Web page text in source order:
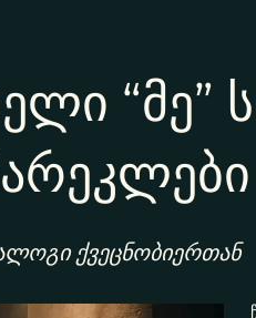
“მე”
ქვეცნობიერთან